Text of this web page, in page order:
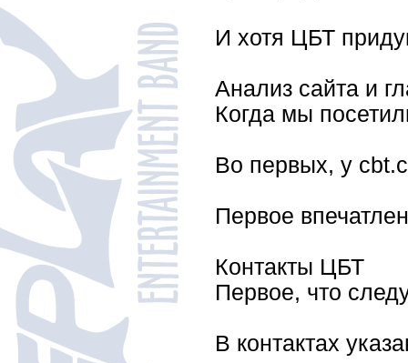
И хотя ЦБТ
Анализ сайта и
Когда мы
Во первых, у
Первое
Контакты ЦБТ
Первое, что
В контактах